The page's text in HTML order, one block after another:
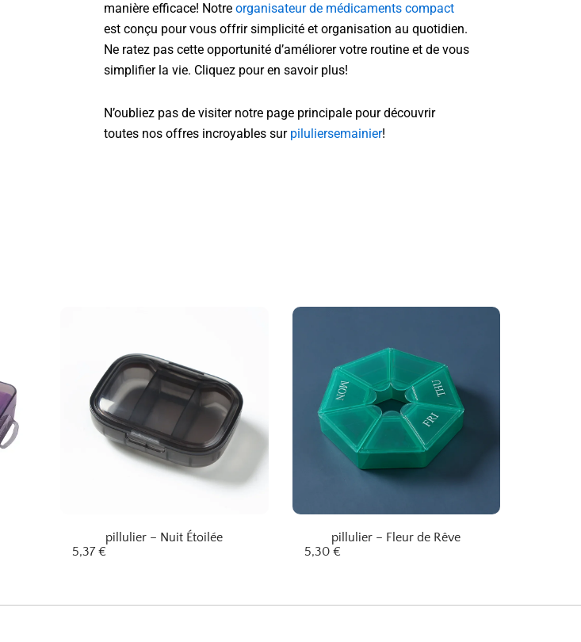
manière efficace! Notre organisateur de médicaments compact
est conçu pour vous offrir simplicité et organisation au quotidien.
Ne ratez pas cette opportunité d’améliorer votre routine et de vous
simplifier la vie. Cliquez pour en savoir plus!
N’oubliez pas de visiter notre page principale pour découvrir
toutes nos offres incroyables sur piluliersemainier!
pillulier – Nuit Étoilée
5,37€
pillulier – Fleur de Rêve
5,30 €